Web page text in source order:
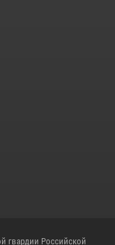
гвардии Российской